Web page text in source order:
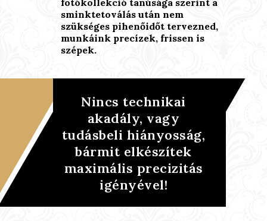
fotókollekció tanúsága szerint a
sminktetoválás után nem
szükséges pihenőidőt tervezned,
munkáink precízek, frissen is
szépek.
Nincs technikai
akadály, vagy
tudásbeli hiányosság,
bármit elkészítek
maximális precizitás
igényével!